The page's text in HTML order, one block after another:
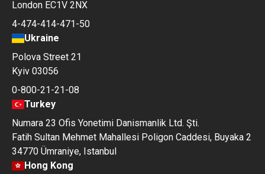
London EC1V 2NX
4-474-414-471-50
Ukraine
Polova Street 21
Kyiv 03056
0-800-21-21-08
Turkey
Numara 23 Ofis Yonetimi Danismanlik Ltd. Şti.
Fatih Sultan Mehmet Mahallesi Poligon Caddesi, Buyaka 2
34770 Ümraniye, Istanbul
Hong Kong